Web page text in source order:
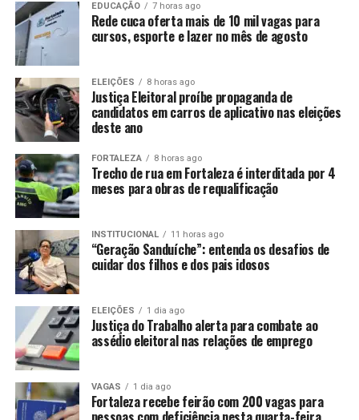
EDUCAÇÃO 7 horas ago
Rede cuca oferta mais de 10 mil vagas para
cursos, esporte e lazer no mês de agosto
ELEIÇÕES 8 horas ago
Justiça Eleitoral proíbe propaganda de
candidatos em carros de aplicativo nas eleições
deste ano
FORTALEZA 8 horas ago
Trecho de rua em Fortaleza é interditada por 4
meses para obras de requalificação
INSTITUCIONAL 11 horas ago
“Geração Sanduíche”: entenda os desafios de
cuidar dos filhos e dos pais idosos
ELEIÇÕES 1 dia ago
Justiça do Trabalho alerta para combate ao
assédio eleitoral nas relações de emprego
VAGAS 1 dia ago
Fortaleza recebe feirão com 200 vagas para